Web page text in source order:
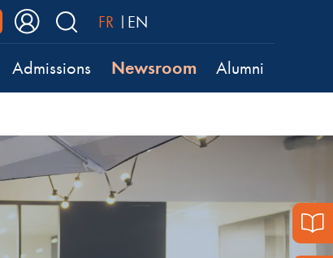
FR EN
Admissions Newsroom Alumni